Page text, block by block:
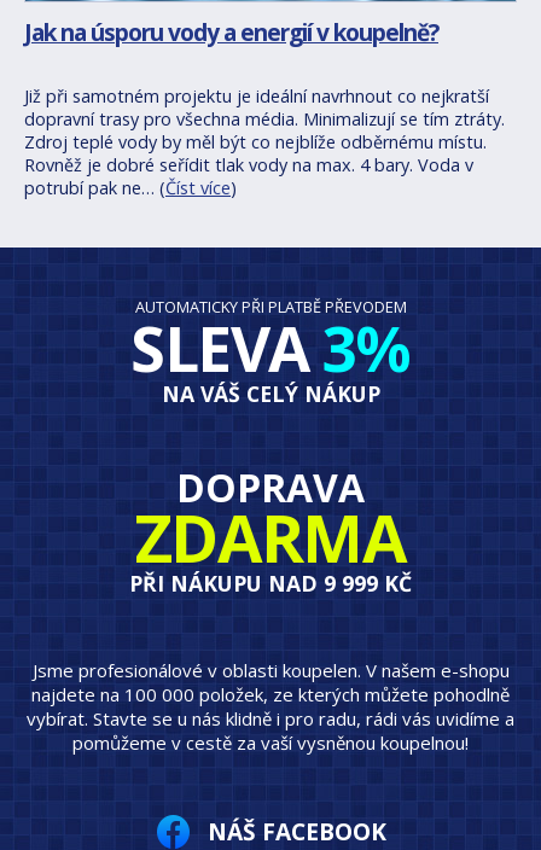
Jak na úsporu vody a energií v koupelně?
Již při samotném projektu je ideální navrhnout co nejkratší
dopravní trasy pro všechna média. Minimalizují se tím ztráty.
Zdroj teplé vody by měl být co nejblíže odběrnému místu.
Rovněž je dobré seřídit tlak vody na max. 4 bary. Voda v
potrubí pak ne… (Číst více)
AUTOMATICKY PŘI PLATBĚ PŘEVODEM
SLEVA3%
NA VÁŠ CELÝ NÁKUP
DOPRAVA
ZDARMA
PŘI NÁKUPU NAD 9 999 KČ
Jsme profesionálové v oblasti koupelen. V našem e-shopu
najdete na 100 000 položek, ze kterých můžete pohodlně
vybírat. Stavte se u nás klidně i pro radu, rádi vás uvidíme a
pomůžeme v cestě za vaší vysněnou koupelnou!
NÁŠ FACEBOOK